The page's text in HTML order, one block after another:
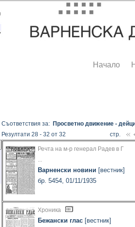
Начало
Съответствия за: Просветно движение -
Резултати 28 - 32 от 32
стр.
Речта на м-р генерал Радев в Г
...
Варненски новини [вестник]
бр. 5454, 01/11/1935
Хроника
Бежански глас [вестник]